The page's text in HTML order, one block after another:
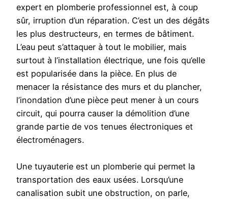
expert en plomberie professionnel est, à coup
sûr, irruption d’un réparation. C’est un des dégâts
les plus destructeurs, en termes de bâtiment.
L’eau peut s’attaquer à tout le mobilier, mais
surtout à l’installation électrique, une fois qu’elle
est popularisée dans la pièce. En plus de
menacer la résistance des murs et du plancher,
l’inondation d’une pièce peut mener à un cours
circuit, qui pourra causer la démolition d’une
grande partie de vos tenues électroniques et
électroménagers.
Une tuyauterie est un plomberie qui permet la
transportation des eaux usées. Lorsqu’une
canalisation subit une obstruction, on parle,